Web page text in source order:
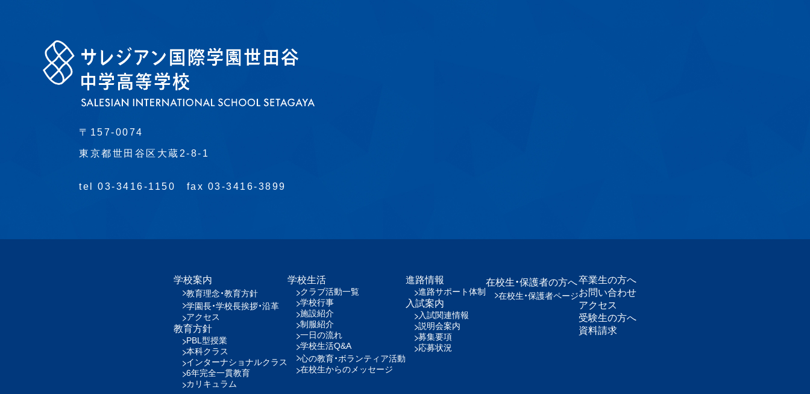
〒157-0074
東京都世田谷区大蔵2-8-1
tel 03-3416-1150 fax 03-3416-3899
学校案内
教育理念・教育方針
学園長・学校長挨拶・沿革
アクセス
教育方針
PBL型授業
本科クラス
インターナショナルクラス
6年完全一貫教育
カリキュラム
学校生活
クラブ活動一覧
学校行事
施設紹介
制服紹介
一日の流れ
学校生活Q&A
心の教育・ボランティア活動
在校生からのメッセージ
進路情報
進路サポート体制
入試案内
入試関連情報
説明会案内
募集要項
応募状況
在校生・保護者の方へ
在校生・保護者ページ
卒業生の方へ
お問い合わせ
アクセス
受験生の方へ
資料請求